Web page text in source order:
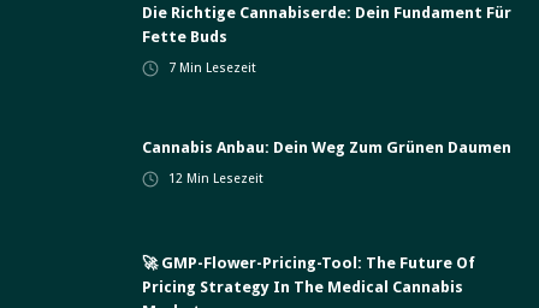
Die Richtige Cannabiserde: Dein Fundament Für
Fette Buds
7 Min Lesezeit
Cannabis Anbau: Dein Weg Zum Grünen Daumen
12 Min Lesezeit
🚀 GMP-Flower-Pricing-Tool: The Future Of
Pricing Strategy In The Medical Cannabis